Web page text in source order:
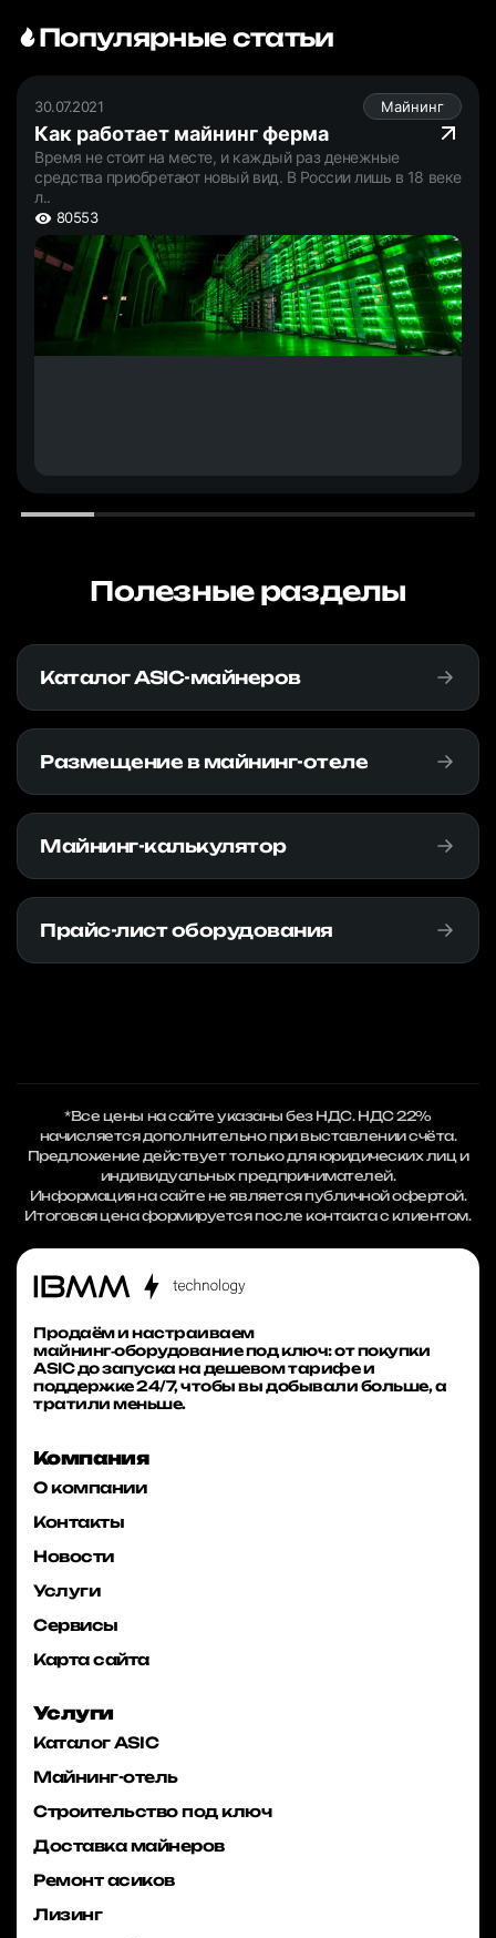
Популярные статьи
30.07.2021 Майнинг
Как работает майнинг ферма
Время не стоит на месте, и каждый раз денежные
средства приобретают новый вид. В России лишь в 18 веке
л..
80553
Полезные разделы
Каталог ASIC-майнеров
Размещение в майнинг-отеле
Майнинг-калькулятор
Прайс-лист оборудования
*Все цены на сайте указаны без НДС. НДС 22%
начисляется дополнительно при выставлении счёта.
Предложение действует только для юридических лиц и
индивидуальных предпринимателей.
Информация на сайте не является публичной офертой.
Итоговая цена формируется после контакта с клиентом.
Продаём и настраиваем
майнинг‑оборудование под ключ: от покупки
ASIC до запуска на дешевом тарифе и
поддержке 24/7, чтобы вы добывали больше, а
тратили меньше.
Компания
О компании
Контакты
Новости
Услуги
Сервисы
Карта сайта
Услуги
Каталог ASIC
Майнинг-отель
Строительство под ключ
Доставка майнеров
Ремонт асиков
Лизинг